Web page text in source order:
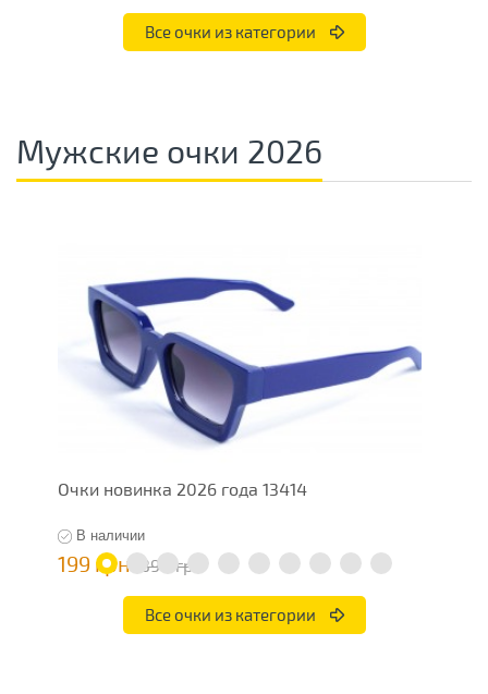
Все очки из категории
Мужские очки 2026
Очки новинка 2026 года 13414
В наличии
199 грн 398 грн
Все очки из категории